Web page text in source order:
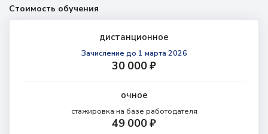
Стоимость обучения
дистанционное
Зачисление до 1 марта 2026
30 000 ₽
очное
стажировка на базе работодателя
49 000 ₽